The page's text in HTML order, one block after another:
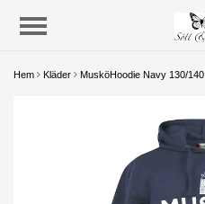
Hem Kläder MusköHoodie Navy 130/140